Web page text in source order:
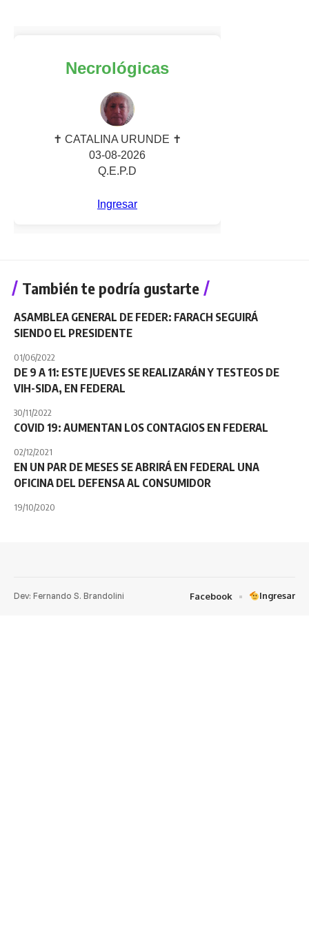
También te podría gustarte
ASAMBLEA GENERAL DE FEDER: FARACH SEGUIRÁ
SIENDO EL PRESIDENTE
01/06/2022
DE 9 A 11: ESTE JUEVES SE REALIZARÁN Y TESTEOS DE
VIH-SIDA, EN FEDERAL
30/11/2022
COVID 19: AUMENTAN LOS CONTAGIOS EN FEDERAL
02/12/2021
EN UN PAR DE MESES SE ABRIRÁ EN FEDERAL UNA
OFICINA DEL DEFENSA AL CONSUMIDOR
19/10/2020
Dev: Fernando S. Brandolini Facebook Ingresar